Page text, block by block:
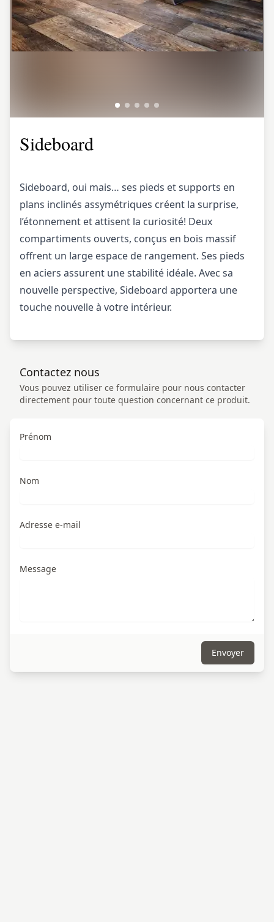
Sideboard
Sideboard, oui mais… ses pieds et supports en
plans inclinés assymétriques créent la surprise,
l’étonnement et attisent la curiosité! Deux
compartiments ouverts, conçus en bois massif
offrent un large espace de rangement. Ses pieds
en aciers assurent une stabilité idéale. Avec sa
nouvelle perspective, Sideboard apportera une
touche nouvelle à votre intérieur.
Contactez nous
Vous pouvez utiliser ce formulaire pour nous contacter
directement pour toute question concernant ce produit.
Prénom
Nom
Adresse e-mail
Message
Envoyer